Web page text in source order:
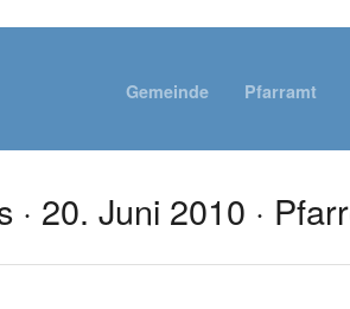
Gemeinde Pfarramt
· 20. Juni 2010 ·